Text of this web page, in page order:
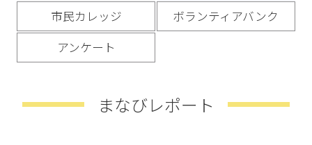
まなびレポート
市民カレッジ
ボランティアバンク
アンケート